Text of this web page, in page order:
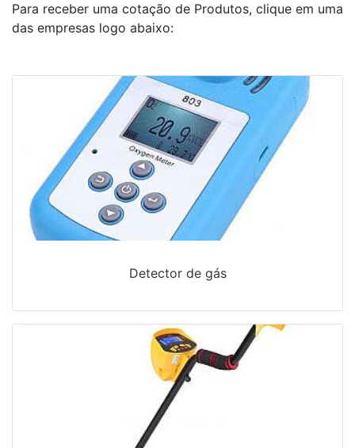
Para receber uma cotação de Produtos, clique em uma
das empresas logo abaixo:
Detector de gás